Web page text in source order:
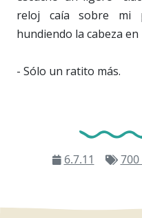
reloj caía sobre mi
hundiendo la cabeza
- Sólo un ratito más.
6.7.11